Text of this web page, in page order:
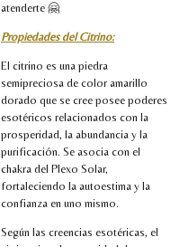
atenderte 🤗
Propiedades del Citrino:
El citrino es una piedra
semipreciosa de color amarillo
dorado que se cree posee poderes
esotéricos relacionados con la
prosperidad, la abundancia y la
purificación. Se asocia con el
chakra del Plexo Solar,
fortaleciendo la autoestima y la
confianza en uno mismo.
Según las creencias esotéricas, el